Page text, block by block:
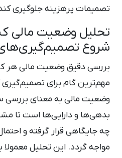
تصمیمات پرهزینه جلوگیری
تحلیل وضعیت مالی
شروع
بررسی دقیق وضعیت مالی هر
مهم‌ترین گام برای
وضعیت مالی به معنای بررسی
بدهی‌ها و دارایی‌ها است تا
چه جایگاهی قرار گرفته و
مواجه گردد. این تحلیل